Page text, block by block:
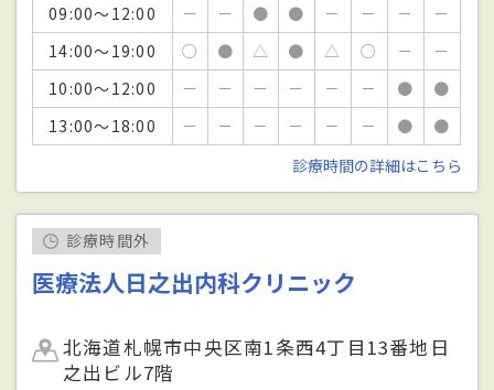
09:00～12:00
－ － ● ● － － －
－
14:00～19:00
○ ● △ ● △ ○ －
－
10:00～12:00
－ － － － － － ●
●
13:00～18:00
－ － － － － － ●
●
診療時間の詳細はこちら
診療時間外
医療法人日之出内科クリニック
北海道札幌市中央区南1条西4丁目13番地日
之出ビル7階